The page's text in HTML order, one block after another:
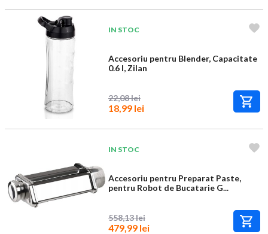
IN STOC
Accesoriu pentru Blender, Capacitate
0.6 l, Zilan
22,08 lei
18,99 lei
IN STOC
Accesoriu pentru Preparat Paste,
pentru Robot de Bucatarie G...
558,13 lei
479,99 lei